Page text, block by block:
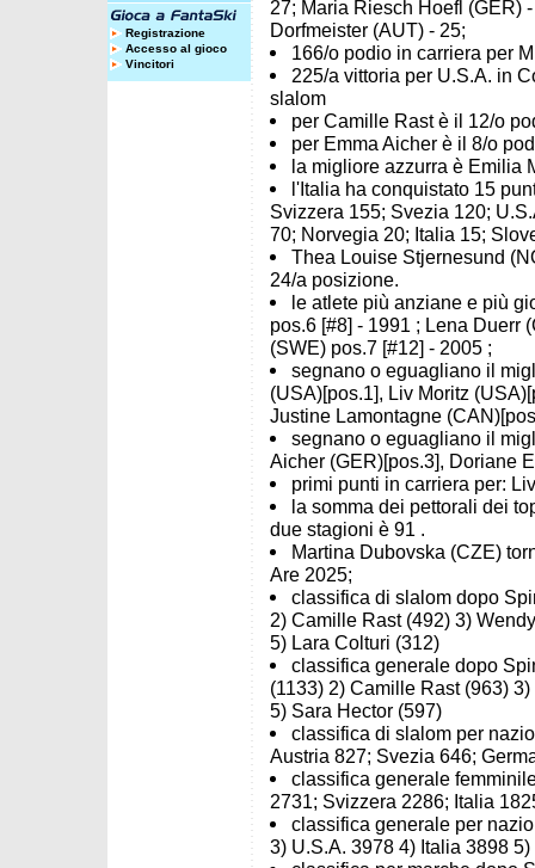
Registrazione
Accesso al gioco
Vincitori
27; Maria Riesch Hoefl (GER)
Dorfmeister (AUT) - 25;
166/o podio in carriera per
225/a vittoria per U.S.A. in
slalom
per Camille Rast è il 12/o
per Emma Aicher è il 8/o
la migliore azzurra è Emilia
l'Italia ha conquistato 15
Svizzera 155; Svezia 120;
70; Norvegia 20; Italia 15;
Thea Louise Stjernesund
24/a posizione.
le atlete più anziane e più
pos.6 [#8] - 1991 ; Lena Duerr
(SWE) pos.7 [#12] - 2005 ;
segnano o eguagliano il
(USA)[pos.1], Liv Moritz
Justine Lamontagne
segnano o eguagliano il
Aicher (GER)[pos.3], Doriane
primi punti in carriera per:
la somma dei pettorali dei
due stagioni è 91 .
Martina Dubovska (CZE)
Are 2025;
classifica di slalom dopo
2) Camille Rast (492) 3)
5) Lara Colturi (312)
classifica generale dopo
(1133) 2) Camille Rast (963)
5) Sara Hector (597)
classifica di slalom per
Austria 827; Svezia 646;
classifica generale
2731; Svizzera 2286; Italia
classifica generale per
3) U.S.A. 3978 4) Italia 3898